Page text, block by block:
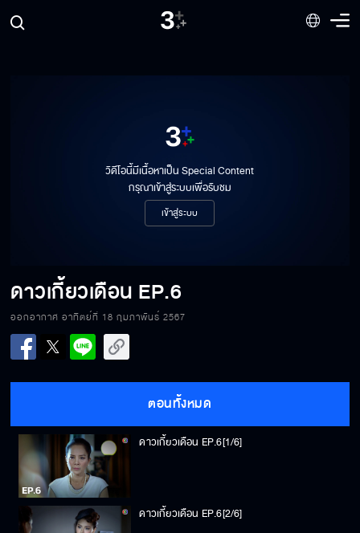
วิดีโอนี้มีเนื้อหาเป็น Special Content
กรุณาเข้าสู่ระบบเพื่อรับชม
เข้าสู่ระบบ
ดาวเกี้ยวเดือน EP.6
ออกอากาศ อาทิตย์ที่ 18 กุมภาพันธ์ 2567
ตอนทั้งหมด
ดาวเกี้ยวเดือน EP.6[1/6]
ดาวเกี้ยวเดือน EP.6[2/6]